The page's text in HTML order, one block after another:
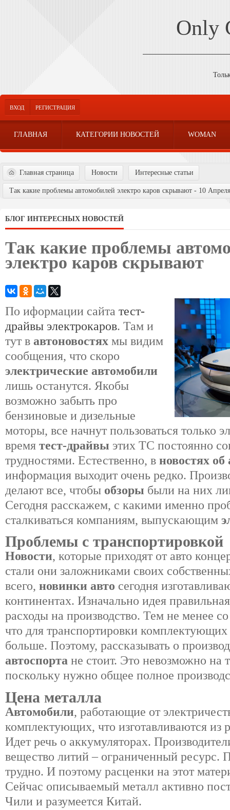
Only
ВХОД РЕГИСТРАЦИЯ
ГЛАВНАЯ КАТЕГОРИИ НОВОСТЕЙ WOMAN
Главная страница Новости Интересные статьи
Так какие проблемы автомобилей электро каров скрывают - 10
БЛОГ ИНТЕРЕСНЫХ НОВОСТЕЙ
Так какие проблемы
электро каров скрывают
По иформации сайта тест-
драйвы электрокаров. Там и
тут в автоновостях мы видим
сообщения, что скоро
электрические автомобили
лишь останутся. Якобы
возможно забыть про
бензиновые и дизельные
моторы, все начнут пользоваться только
время тест-драйвы этих ТС постоянно
трудностями. Естественно, в новостях об
информация выходит очень редко.
делают все, чтобы обзоры были на них
Сегодня расскажем, с какими именно
сталкиваться компаниям, выпускающим
Проблемы с транспортировкой
Новости, которые приходят от авто
стали они заложниками своих
всего, новинки авто сегодня
континентах. Изначально идея
расходы на производство. Тем не менее
что для транспортировки комплектующих
больше. Поэтому, рассказывать о
автоспорта не стоит. Это невозможно на
поскольку нужно общее полное
Цена металла
Автомобили, работающие от
комплектующих, что изготавливаются из
Идет речь о аккумуляторах.
вещество литий – ограниченный ресурс.
трудно. И поэтому расценки на этот
Сейчас описываемый металл активно
Чили и разумеется Китай.